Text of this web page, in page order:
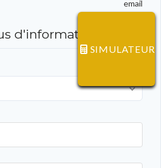
email
d'informations
SIMULATEUR